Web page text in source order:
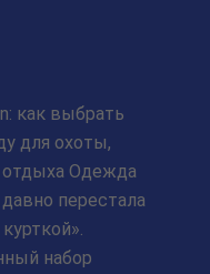
как выбрать
для охоты,
отдыха Одежда
перестала
набор